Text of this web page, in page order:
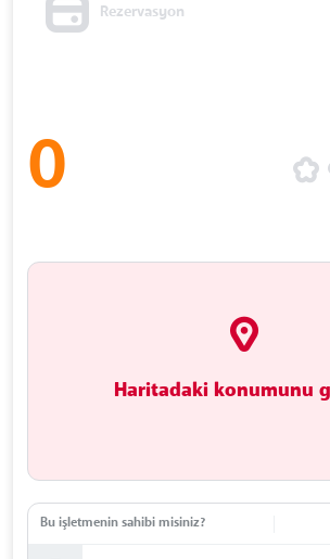
Rezervasyon
0
Haritadaki konumunu
Bu işletmenin sahibi misiniz?